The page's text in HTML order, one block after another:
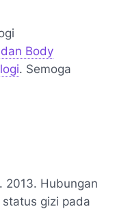
Body
. Semoga
2013. Hubungan
gizi pada